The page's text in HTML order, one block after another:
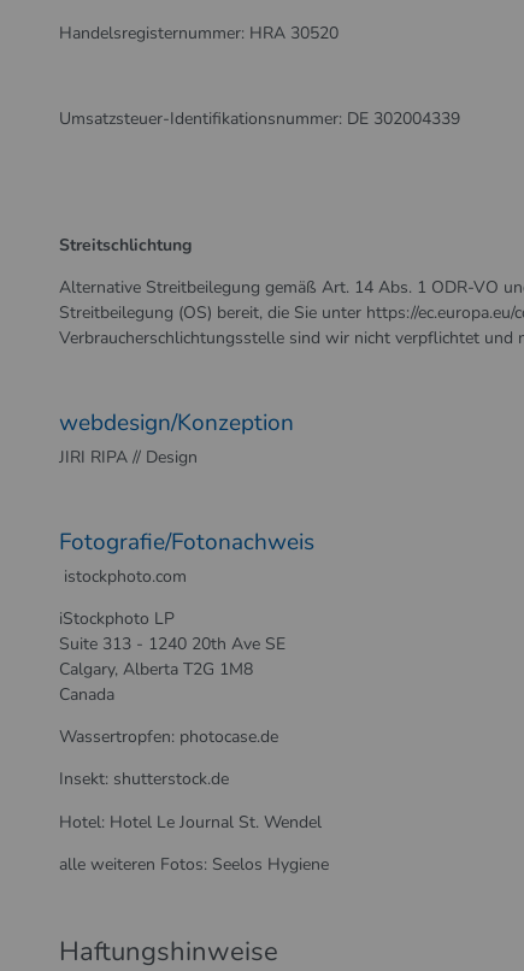
Handelsregisternummer: HRA 30520
Umsatzsteuer-Identifikationsnummer: DE 302004339
Streitschlichtung
Alternative Streitbeilegung gemäß Art. 14 Abs. 1 ODR-VO
Streitbeilegung (OS) bereit, die Sie unter https://ec.europa.eu/
Verbraucherschlichtungsstelle sind wir nicht verpflichtet und
webdesign/Konzeption
JIRI RIPA // Design
Fotografie/Fotonachweis
istockphoto.com
iStockphoto LP
Suite 313 - 1240 20th Ave SE
Calgary, Alberta T2G 1M8
Canada
Wassertropfen: photocase.de
Insekt: shutterstock.de
Hotel: Hotel Le Journal St. Wendel
alle weiteren Fotos: Seelos Hygiene
Haftungshinweise